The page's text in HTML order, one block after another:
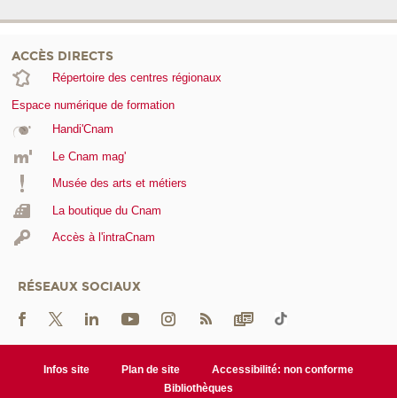
ACCÈS DIRECTS
Répertoire des centres régionaux
Espace numérique de formation
Handi'Cnam
Le Cnam mag'
Musée des arts et métiers
La boutique du Cnam
Accès à l'intraCnam
RÉSEAUX SOCIAUX
Infos site Plan de site
Accessibilité: non conforme
Bibliothèques